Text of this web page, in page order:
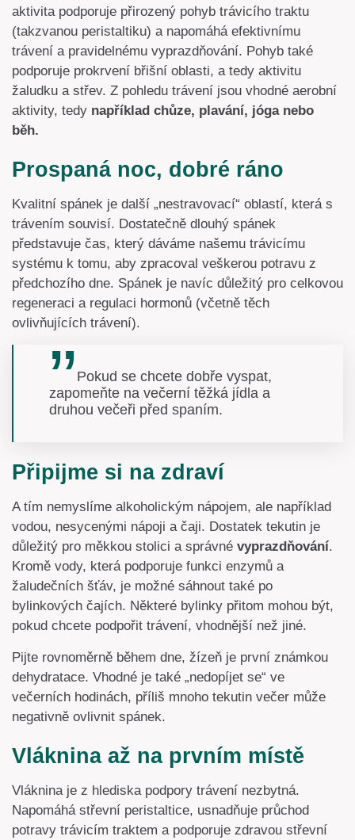
aktivita podporuje přirozený pohyb trávicího traktu
(takzvanou peristaltiku) a napomáhá efektivnímu
trávení a pravidelnému vyprazdňování. Pohyb také
podporuje prokrvení břišní oblasti, a tedy aktivitu
žaludku a střev. Z pohledu trávení jsou vhodné aerobní
aktivity, tedy například chůze, plavání, jóga nebo
běh.
Prospaná noc, dobré ráno
Kvalitní spánek je další „nestravovací“ oblastí, která s
trávením souvisí. Dostatečně dlouhý spánek
představuje čas, který dáváme našemu trávicímu
systému k tomu, aby zpracoval veškerou potravu z
předchozího dne. Spánek je navíc důležitý pro celkovou
regeneraci a regulaci hormonů (včetně těch
ovlivňujících trávení).
Pokud se chcete dobře vyspat,
zapomeňte na večerní těžká jídla a
druhou večeři před spaním.
Připijme si na zdraví
A tím nemyslíme alkoholickým nápojem, ale například
vodou, nesycenými nápoji a čaji. Dostatek tekutin je
důležitý pro měkkou stolici a správné vyprazdňování.
Kromě vody, která podporuje funkci enzymů a
žaludečních šťáv, je možné sáhnout také po
bylinkových čajích. Některé bylinky přitom mohou být,
pokud chcete podpořit trávení, vhodnější než jiné.
Pijte rovnoměrně během dne, žízeň je první známkou
dehydratace. Vhodné je také „nedopíjet se“ ve
večerních hodinách, příliš mnoho tekutin večer může
negativně ovlivnit spánek.
Vláknina až na prvním místě
Vláknina je z hlediska podpory trávení nezbytná.
Napomáhá střevní peristaltice, usnadňuje průchod
potravy trávicím traktem a podporuje zdravou střevní